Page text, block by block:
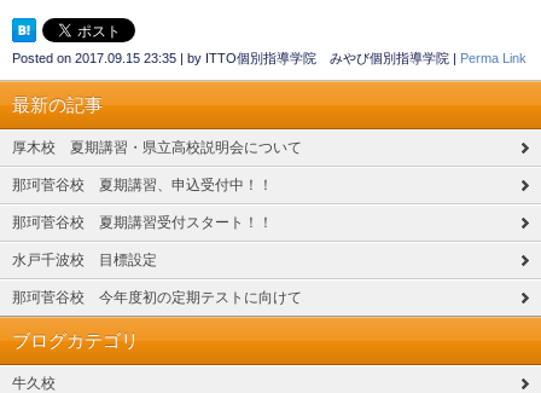
Posted on 2017.09.15 23:35 | by ITTO個別指導学院 みやび個別指導学院 | Perma Link
最新の記事
厚木校 夏期講習・県立高校説明会について
那珂菅谷校 夏期講習、申込受付中！！
那珂菅谷校 夏期講習受付スタート！！
水戸千波校 目標設定
那珂菅谷校 今年度初の定期テストに向けて
ブログカテゴリ
牛久校